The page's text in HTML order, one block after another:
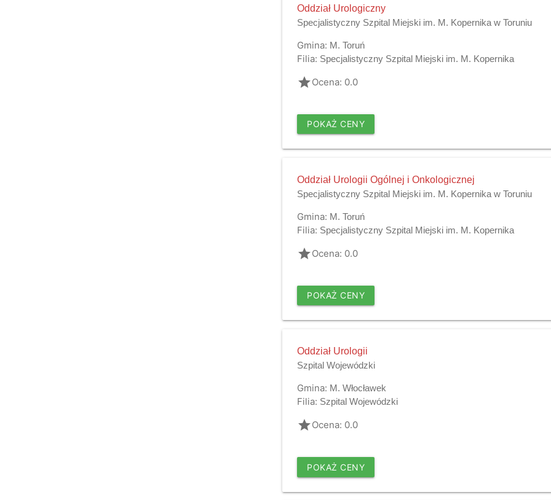
Oddział Urologiczny
Specjalistyczny Szpital Miejski im. M. Kopernika w Toruniu
Gmina: M. Toruń
Filia: Specjalistyczny Szpital Miejski im. M. Kopernika
gradeOcena: 0.0
POKAŻ CENY
Oddział Urologii Ogólnej i Onkologicznej
Specjalistyczny Szpital Miejski im. M. Kopernika w Toruniu
Gmina: M. Toruń
Filia: Specjalistyczny Szpital Miejski im. M. Kopernika
gradeOcena: 0.0
POKAŻ CENY
Oddział Urologii
Szpital Wojewódzki
Gmina: M. Włocławek
Filia: Szpital Wojewódzki
gradeOcena: 0.0
POKAŻ CENY